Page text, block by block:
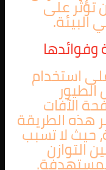
تؤثر على
البيئة.
وفوائدها
استخدام
الطيور
الآفات
هذه الطريقة
حيث لا تسبب
التوازن